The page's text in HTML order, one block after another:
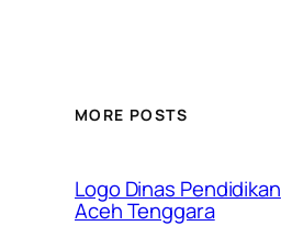
MORE POSTS
Logo Dinas Pendidikan
Aceh Tenggara